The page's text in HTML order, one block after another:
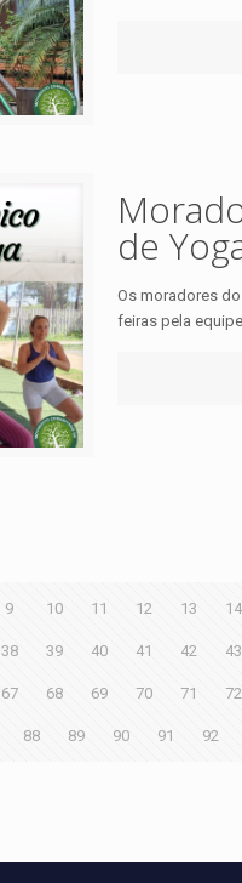
de
Os moradores
feiras pela
9 10 11 12 13 14
38 39 40 41 42 43
67 68 69 70 71 72
88 89 90 91 92